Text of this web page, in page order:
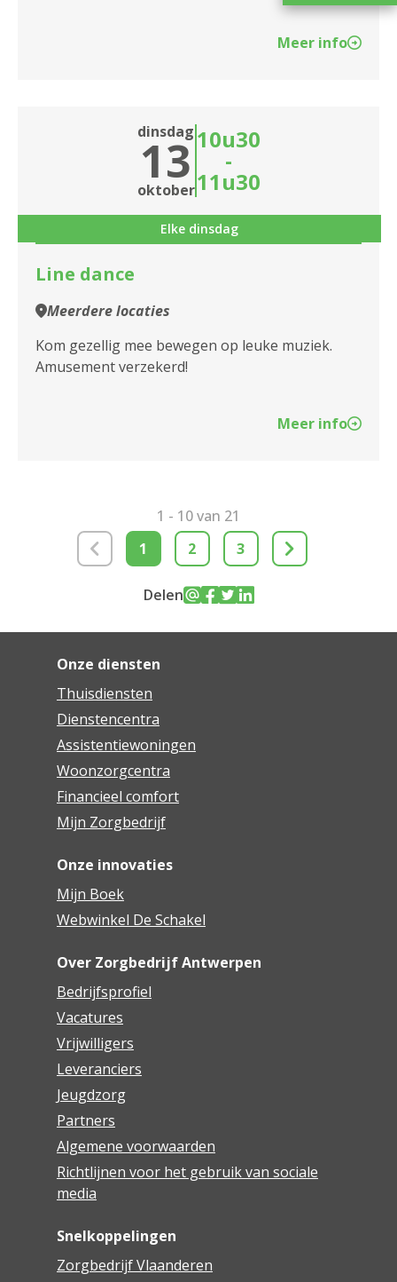
Meer info
dinsdag
13
oktober
10u30
-
11u30
Elke dinsdag
Line dance
Meerdere locaties
Kom gezellig mee bewegen op leuke muziek.
Amusement verzekerd!
Meer info
1 - 10 van 21
1
2 3
Delen
Onze diensten
Thuisdiensten
Dienstencentra
Assistentiewoningen
Woonzorgcentra
Financieel comfort
Mijn Zorgbedrijf
Onze innovaties
Mijn Boek
Webwinkel De Schakel
Over Zorgbedrijf Antwerpen
Bedrijfsprofiel
Vacatures
Vrijwilligers
Leveranciers
Jeugdzorg
Partners
Algemene voorwaarden
Richtlijnen voor het gebruik van sociale
media
Snelkoppelingen
Zorgbedrijf Vlaanderen